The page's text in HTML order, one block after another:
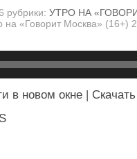
рубрики: УТРО НА
на «Говорит Москва» (16+)
в новом окне | Скачать